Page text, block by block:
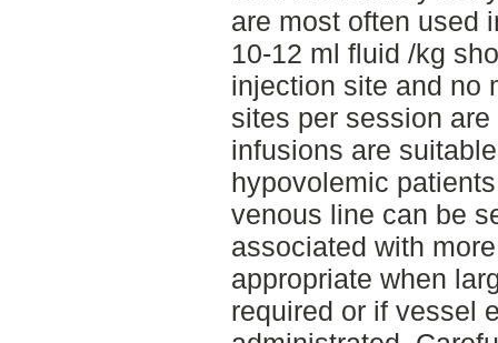
are most often used
10-12 ml fluid /kg
injection site and no
sites per session
infusions are
hypovolemic
venous line can be
associated with
appropriate when
required or if vessel